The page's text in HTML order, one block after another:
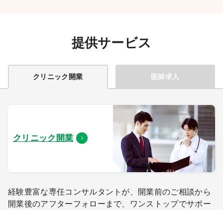
提供サービス
クリニック開業 医師求人
クリニック開業
経験豊富な専任コンサルタントが、開業前のご相談から
開業後のアフターフォローまで、ワンストップでサポー